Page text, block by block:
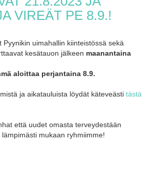
VIREÄT PE 8.9.!
Pyynikin uimahallin kiinteistössä sekä
kesätauon jälkeen maanantaina
aloittaa perjantaina 8.9.
ja aikatauluista löydät käteveästi tästä
että uudet omasta terveydestään
mukaan ryhmiimme!